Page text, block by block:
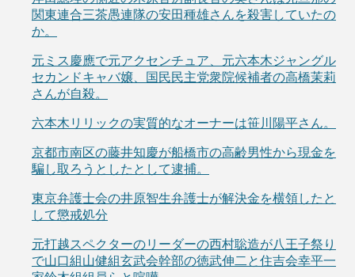
関東連合三茶愚連隊の安田種雄さんを殺害していたの
か。
元ミス慶應で元アクセンチュア、元六本木ジャングル
セカンドキャバ嬢、国民民主党衆院候補者の高橋茉莉
さんが自殺。
六本木リリックの実質的なオーナーは笹川陽平さん。
京都市南区の藤井知慶が船橋市の高齢男性から現金を
騙し取ろうとしたとして逮捕。
東京弁護士会の井原智生弁護士が解決金を横領したと
して懲戒処分
元打越スペクターのリーダーの西村聡造が八王子祭り
で山口組山健組玄武会幹部の徳武伸二と住吉会幸平一